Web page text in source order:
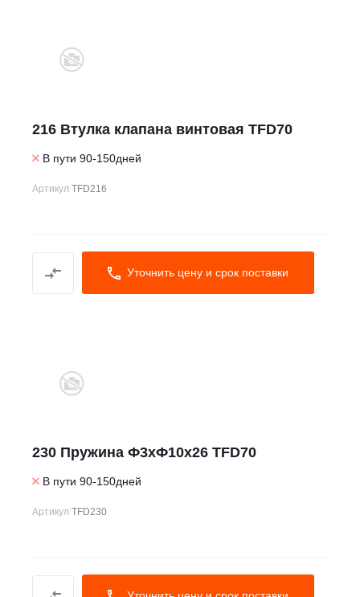
216 Втулка клапана винтовая TFD70
В пути 90-150дней
Артикул TFD216
Уточнить цену и срок поставки
230 Пружина Ф3xФ10x26 TFD70
В пути 90-150дней
Артикул TFD230